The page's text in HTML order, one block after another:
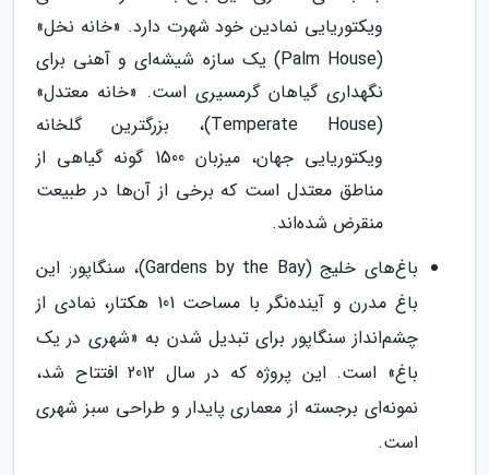
ویکتوریایی نمادین خود شهرت دارد. «خانه نخل»
(Palm House) یک سازه شیشه‌ای و آهنی برای
نگهداری گیاهان گرمسیری است. «خانه معتدل»
(Temperate House)، بزرگترین گلخانه
ویکتوریایی جهان، میزبان 1500 گونه گیاهی از
مناطق معتدل است که برخی از آن‌ها در طبیعت
منقرض شده‌اند.
باغ‌های خلیج (Gardens by the Bay)، سنگاپور: این
باغ مدرن و آینده‌نگر با مساحت 101 هکتار، نمادی از
چشم‌انداز سنگاپور برای تبدیل شدن به «شهری در یک
باغ» است. این پروژه که در سال 2012 افتتاح شد،
نمونه‌ای برجسته از معماری پایدار و طراحی سبز شهری
است.